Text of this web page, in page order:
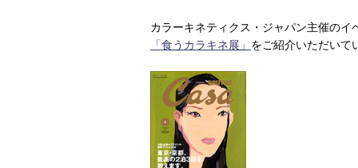
カラーキネティクス・ジャパン主催のイ
「食うカラキネ展」 をご紹介いただいて